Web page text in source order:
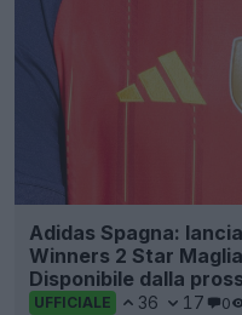
Adidas Spagna:
Winners 2 Star
Disponibile dalla
UFFICIALE 36 17 0